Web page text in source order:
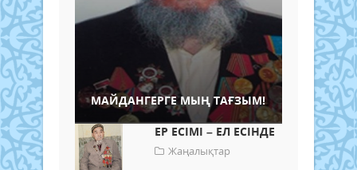
МАЙДАНГЕРГЕ МЫҢ ТАҒЗЫМ!
ЕР ЕСІМІ – ЕЛ ЕСІНДЕ
Жаңалықтар